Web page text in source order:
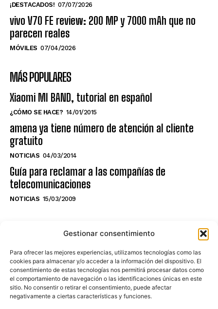
Gestionar consentimiento
Para ofrecer las mejores experiencias, utilizamos tecnologías como las
cookies para almacenar y/o acceder a la información del dispositivo. El
consentimiento de estas tecnologías nos permitirá procesar datos como
el comportamiento de navegación o las identificaciones únicas en este
sitio. No consentir o retirar el consentimiento, puede afectar
negativamente a ciertas características y funciones.
¡DESTACADOS! 07/07/2026
vivo V70 FE review: 200 MP y 7000 mAh que no
parecen reales
MÓVILES 07/04/2026
MÁS POPULARES
Xiaomi MI BAND, tutorial en español
¿CÓMO SE HACE? 14/01/2015
amena ya tiene número de atención al cliente
gratuito
NOTICIAS 04/03/2014
Guía para reclamar a las compañías de
telecomunicaciones
NOTICIAS 15/03/2009
NO TE PIERDAS LO ÚLTIMO DEL CANAL
Haz clic en «Estoy de acuerdo» para
activar Youtube
POLÍTICA DE COOKIES